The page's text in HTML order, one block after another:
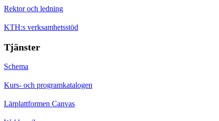
Rektor och ledning
KTH:s verksamhetsstöd
Tjänster
Schema
Kurs- och programkatalogen
Lärplattformen Canvas